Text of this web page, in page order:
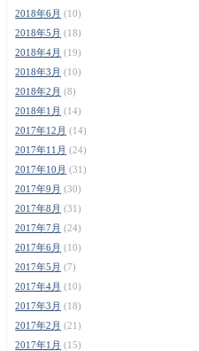
2018年6月 (10)
2018年5月 (18)
2018年4月 (19)
2018年3月 (10)
2018年2月 (8)
2018年1月 (14)
2017年12月 (14)
2017年11月 (24)
2017年10月 (31)
2017年9月 (30)
2017年8月 (31)
2017年7月 (24)
2017年6月 (10)
2017年5月 (7)
2017年4月 (10)
2017年3月 (18)
2017年2月 (21)
2017年1月 (15)